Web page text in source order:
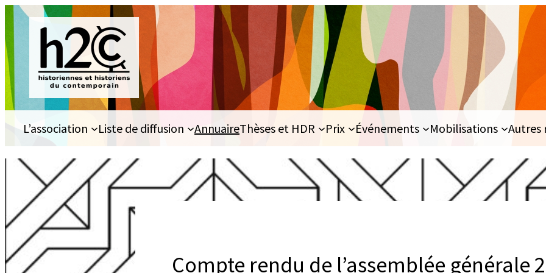
Aller
au
contenu
L’association Liste de diffusion AnnuaireThèses et HDR Prix Événements Mobilisations Autres
Compte rendu de l’assemblée générale